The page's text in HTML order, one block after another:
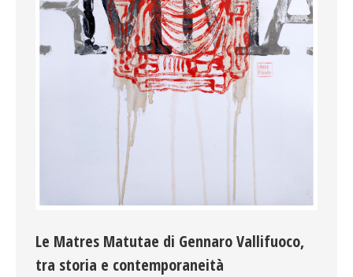
Le Matres Matutae di Gennaro Vallifuoco,
tra storia e contemporaneità